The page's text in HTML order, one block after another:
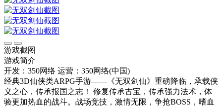
游戏截图
游戏简介
开发：350网络 运营：350网络(中国)
经典3D仙侠类ARPG手游——《无双剑仙》重磅降临，承载侠
义之心，传承报国之志！ 修复传承古宝，传承强力法术，体
验更加热血的战斗。战场竞技，激情无限，争抢BOSS，嗜血